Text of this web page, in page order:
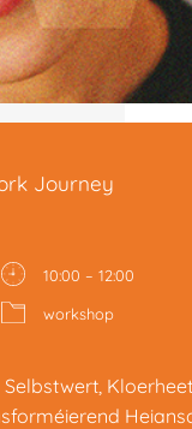
Journey
10:00 – 12:00
workshop